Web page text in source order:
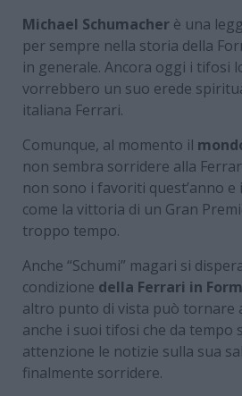
Michael Schumacher è una
per sempre nella storia della
in generale. Ancora oggi i tifosi
vorrebbero un suo erede
italiana Ferrari.
Comunque, al momento il
non sembra sorridere alla
non sono i favoriti quest’anno
come la vittoria di un Gran
troppo tempo.
Anche “Schumi” magari si
condizione della Ferrari in
altro punto di vista può tornare
anche i suoi tifosi che da tempo
attenzione le notizie sulla sua
finalmente sorridere.